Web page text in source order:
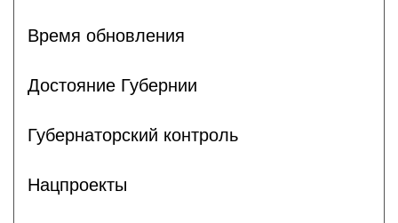
Время обновления
Достояние Губернии
Губернаторский контроль
Нацпроекты